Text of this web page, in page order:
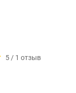
5 / 1 отзыв